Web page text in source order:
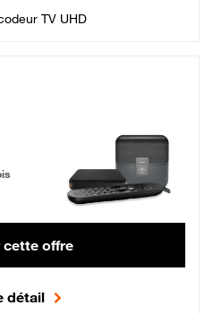
TV UHD
puis 42,99 € par mois, Engagement 12 mois
cette offre
détail